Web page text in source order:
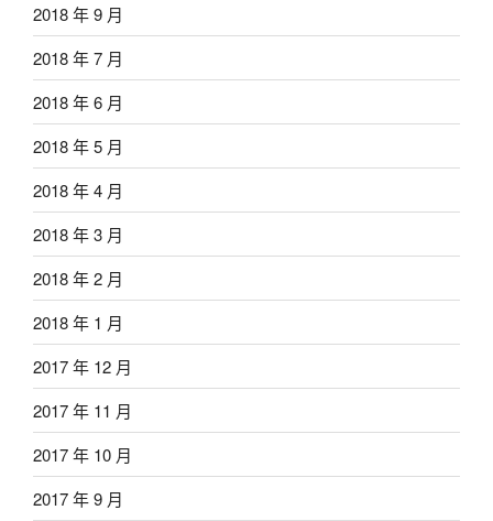
2018 年 9 月
2018 年 7 月
2018 年 6 月
2018 年 5 月
2018 年 4 月
2018 年 3 月
2018 年 2 月
2018 年 1 月
2017 年 12 月
2017 年 11 月
2017 年 10 月
2017 年 9 月